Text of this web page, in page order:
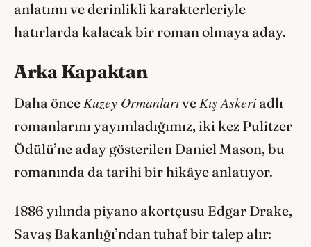
anlatımı ve derinlikli karakterleriyle
hatırlarda kalacak bir roman olmaya aday.
Arka Kapaktan
Daha önce Kuzey Ormanlarıve Kış Askeriadlı
romanlarını yayımladığımız, iki kez Pulitzer
Ödülü’ne aday gösterilen Daniel Mason, bu
romanında da tarihi bir hikâye anlatıyor.
1886 yılında piyano akortçusu Edgar Drake,
Savaş Bakanlığı’ndan tuhaf bir talep alır: